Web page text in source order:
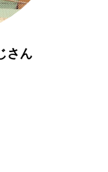
さん